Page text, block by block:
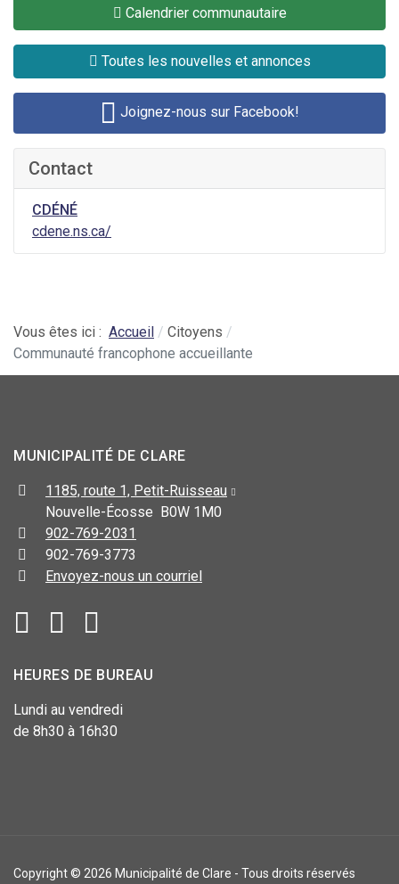
Calendrier communautaire
Toutes les nouvelles et annonces
Joignez-nous sur Facebook!
Contact
CDÉNÉ
cdene.ns.ca/
Vous êtes ici : Accueil
Citoyens
Communauté francophone accueillante
MUNICIPALITÉ DE CLARE
1185, route 1, Petit-Ruisseau
Nouvelle-Écosse B0W 1M0
902-769-2031
902-769-3773
Envoyez-nous un courriel
HEURES DE BUREAU
Lundi au vendredi
de 8h30 à 16h30
Copyright © 2026 Municipalité de Clare - Tous droits réservés